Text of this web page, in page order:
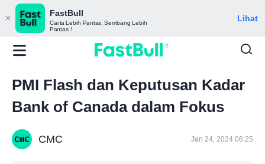
FastBull
Carta Lebih Pantas, Sembang Lebih
Pantas！
Lihat
PMI Flash dan Keputusan Kadar
Bank of Canada dalam Fokus
CMC Jan 24, 2024 06:25